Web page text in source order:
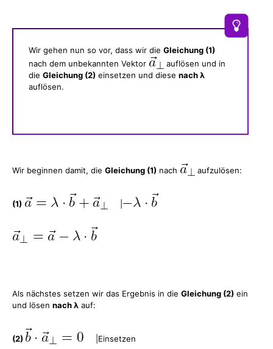
Wir gehen nun so vor, dass wir die Gleichung (1)
nach dem unbekannten Vektor
auflösen und in
die Gleichung (2) einsetzen und diese nach λ
auflösen.
Wir beginnen damit, die Gleichung (1) nach aufzulösen:
(1)
Als nächstes setzen wir das Ergebnis in die Gleichung (2) ein
und lösen nach λ auf:
(2) |Einsetzen